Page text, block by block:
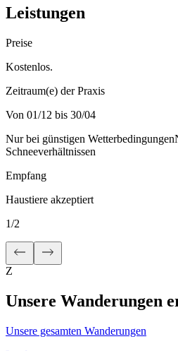
Leistungen
Preise
Kostenlos.
Zeitraum(e) der Praxis
Von 01/12 bis 30/04
Nur bei günstigen Wetterbedingungen
Schneeverhältnissen
Empfang
Haustiere akzeptiert
1/2
Z
Unsere Wanderungen
Unsere gesamten Wanderungen